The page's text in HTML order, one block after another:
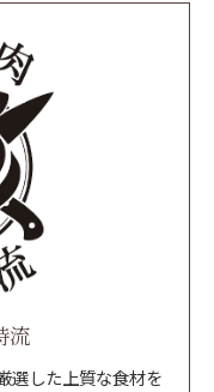
流
選した上質な食材を